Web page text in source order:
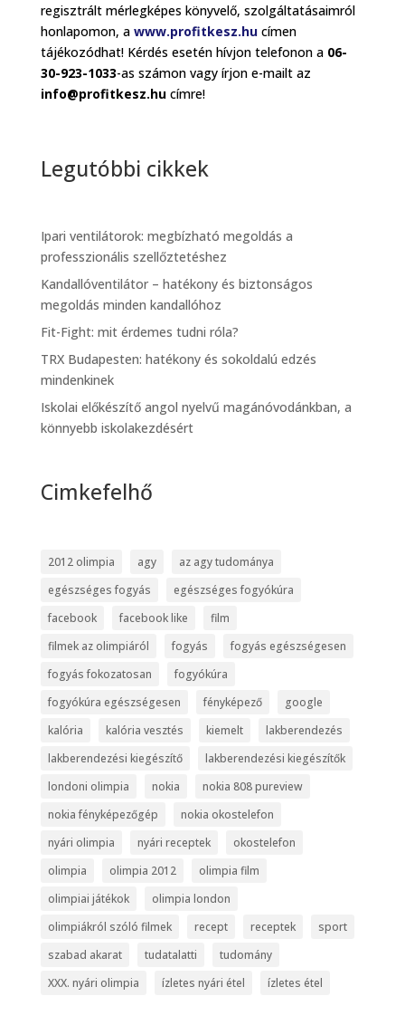
regisztrált mérlegképes könyvelő, szolgáltatásaimról
honlapomon, a www.profitkesz.hucímen
tájékozódhat! Kérdés esetén hívjon telefonon a 06-
30-923-1033-as számon vagy írjon e-mailt az
info@profitkesz.hucímre!
Legutóbbi cikkek
Ipari ventilátorok: megbízható megoldás a
professzionális szellőztetéshez
Kandallóventilátor – hatékony és biztonságos
megoldás minden kandallóhoz
Fit-Fight: mit érdemes tudni róla?
TRX Budapesten: hatékony és sokoldalú edzés
mindenkinek
Iskolai előkészítő angol nyelvű magánóvodánkban, a
könnyebb iskolakezdésért
Cimkefelhő
2012 olimpia agy
az agy tudománya
egészséges fogyás
egészséges fogyókúra
facebook
facebook like
film
filmek az olimpiáról
fogyás
fogyás egészségesen
fogyás fokozatosan
fogyókúra
fogyókúra egészségesen
fényképező
google
kalória
kalória vesztés kiemelt
lakberendezés
lakberendezési kiegészítő
lakberendezési kiegészítők
londoni olimpia
nokia
nokia 808 pureview
nokia fényképezőgép
nokia okostelefon
nyári olimpia
nyári receptek
okostelefon
olimpia
olimpia 2012
olimpia film
olimpiai játékok
olimpia london
olimpiákról szóló filmek
recept receptek
sport
szabad akarat
tudatalatti
tudomány
XXX. nyári olimpia
ízletes nyári étel ízletes étel